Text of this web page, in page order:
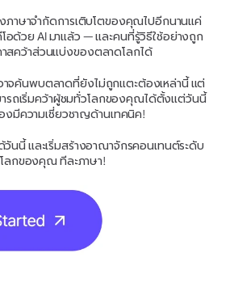
าษาจำกัดการเติบโตของคุณไปอีกนานแค่
อด้วย AI มาแล้ว — และคนที่รู้วิธีใช้อย่างถูก
สคว้าส่วนแบ่งของตลาดโลกได้
จค้นพบตลาดที่ยังไม่ถูกแตะต้องเหล่านี้ แต่
ถเริ่มคว้าผู้ชมทั่วโลกของคุณได้ตั้งแต่วันนี้
งมีความเชี่ยวชาญด้านเทคนิค!
วันนี้ และเริ่มสร้างอาณาจักรคอนเทนต์ระดับ
โลกของคุณ ทีละภาษา!